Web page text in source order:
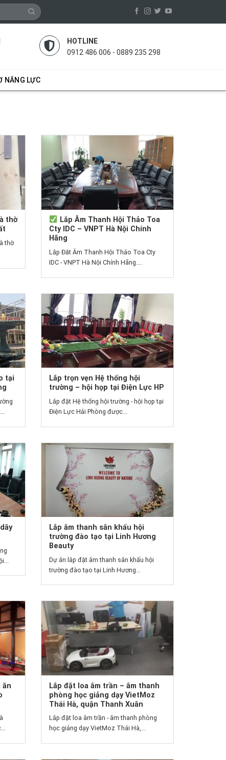
HOTLINE
0912 486 006 - 0889 235 298
NĂNG LỰC
thờ
thờ
Lắp Âm Thanh Hội Thảo Toa
Cty IDC – VNPT Hà Nội Chính
Hãng
Lắp Đăt Âm Thanh Hội Thảo Toa Cty
IDC - VNPT Hà Nội Chính Hãng....
tại
Lắp trọn vẹn Hệ thống hội
trường – hội họp tại Điện Lực HP
Lắp đặt Hệ thống hội trường - hội họp tại
Điện Lực Hải Phòng được...
Lắp âm thanh sân khấu hội
trường đào tạo tại Linh Hương
Beauty
Dự án lắp đặt âm thanh sân khấu hội
trường đào tạo tại Linh Hương...
ăn
Lắp đặt loa âm trần – âm thanh
phòng học giảng dạy VietMoz
Thái Hà, quận Thanh Xuân
Lắp đặt loa âm trần - âm thanh phòng
học giảng dạy VietMoz Thái Hà,...